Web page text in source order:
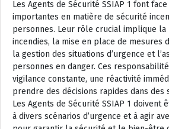
Les Agents de Sécurité SSIAP 1 font
importantes en matière de sécurité
personnes. Leur rôle crucial implique la
incendies, la mise en place de mesures
la gestion des situations d’urgence et
personnes en danger. Ces
vigilance constante, une réactivité
prendre des décisions rapides dans des
Les Agents de Sécurité SSIAP 1 doivent
à divers scénarios d’urgence et à agir